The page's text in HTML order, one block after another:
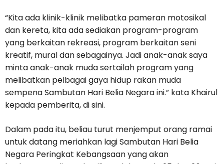
“Kita ada klinik-klinik melibatka pameran motosikal
dan kereta, kita ada sediakan program-program
yang berkaitan rekreasi, program berkaitan seni
kreatif, mural dan sebagainya. Jadi anak-anak saya
minta anak-anak muda sertailah program yang
melibatkan pelbagai gaya hidup rakan muda
sempena Sambutan Hari Belia Negara ini.” kata Khairul
kepada pemberita, di sini.
Dalam pada itu, beliau turut menjemput orang ramai
untuk datang meriahkan lagi Sambutan Hari Belia
Negara Peringkat Kebangsaan yang akan